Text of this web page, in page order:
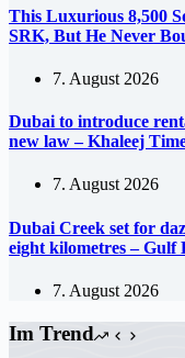
This Luxurious 8,500
SRK, But He Never
7. August 2026
Dubai to introduce
new law – Khaleej
7. August 2026
Dubai Creek set for
eight kilometres – Gulf
7. August 2026
Im Trend